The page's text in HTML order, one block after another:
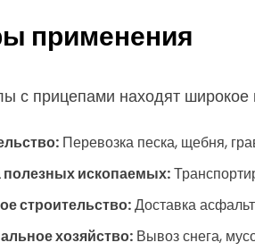
применения
с прицепами находят
Перевозка песка, щебня,
ископаемых:
строительство:Доставка
хозяйство: Вывоз снега,